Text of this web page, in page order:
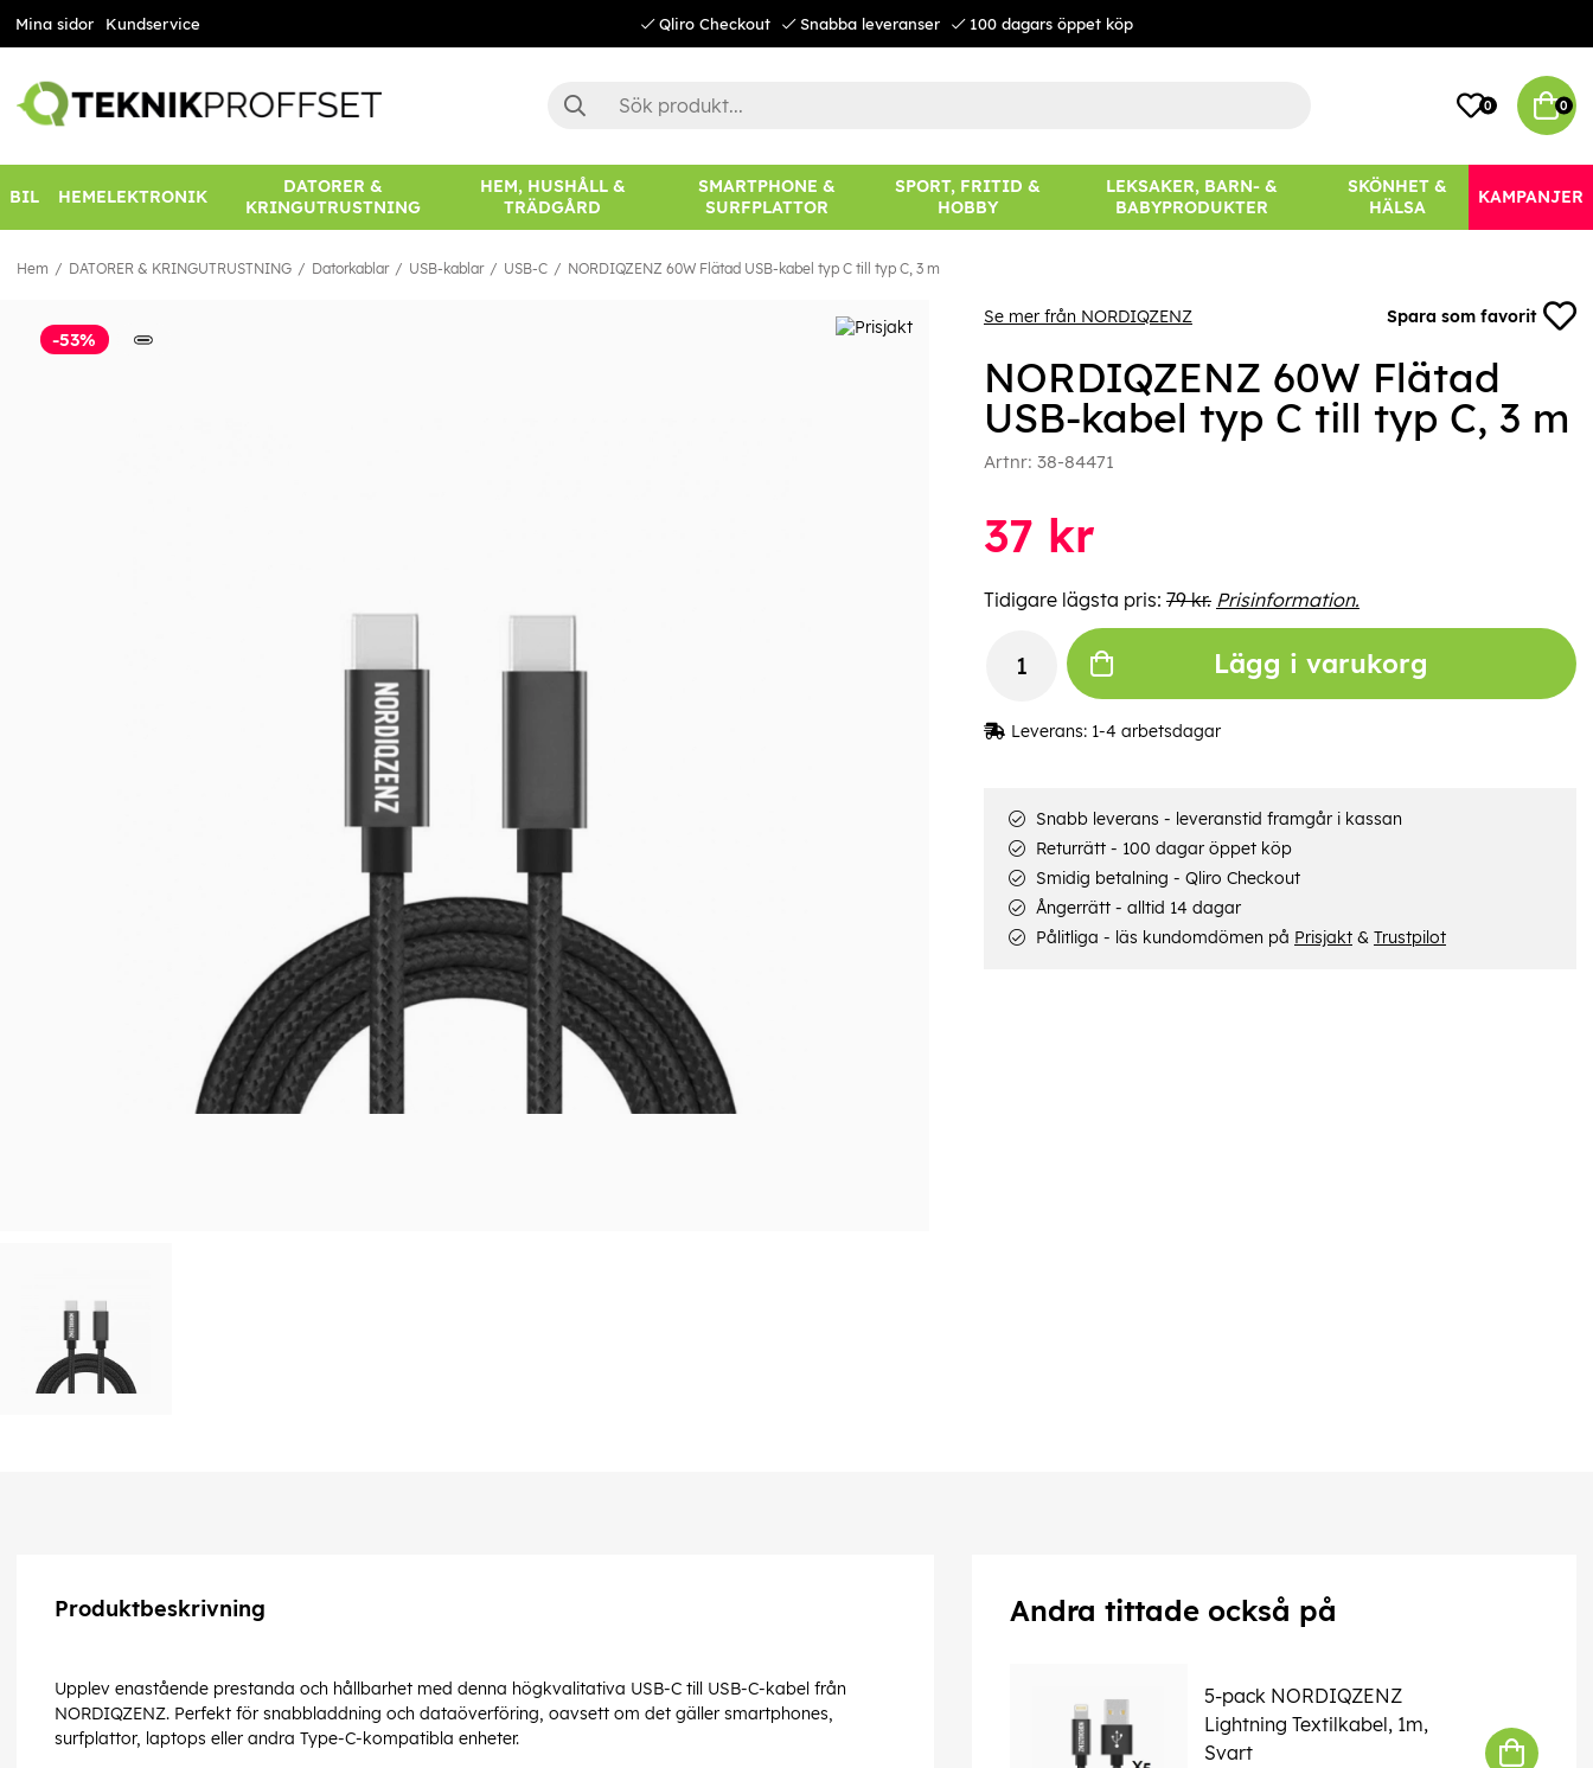
Mina sidor Kundservice Qliro Checkout Snabba leveranser 100 dagars öppet köp
0 0
BIL HEMELEKTRONIK
DATORER &
KRINGUTRUSTNING
HEM, HUSHÅLL &
TRÄDGÅRD
SMARTPHONE &
SURFPLATTOR
SPORT, FRITID &
HOBBY
LEKSAKER, BARN- &
BABYPRODUKTER
SKÖNHET &
HÄLSA
KAMPANJER
Hem DATORER & KRINGUTRUSTNING Datorkablar USB-kablar USB-C NORDIQZENZ 60W Flätad USB-kabel typ C till typ C, 3 m
-53%
Se mer från NORDIQZENZ Spara som favorit
NORDIQZENZ 60W Flätad
USB-kabel typ C till typ C, 3 m
Artnr: 38-84471
37 kr
Tidigare lägsta pris: 79 kr. Prisinformation.
Lägg i varukorg
Leverans: 1-4 arbetsdagar
Snabb leverans - leveranstid framgår i kassan
Returrätt - 100 dagar öppet köp
Smidig betalning - Qliro Checkout
Ångerrätt - alltid 14 dagar
Pålitliga - läs kundomdömen på Prisjakt& Trustpilot
Produktbeskrivning
Upplev enastående prestanda och hållbarhet med denna högkvalitativa USB-C till USB-C-kabel från
NORDIQZENZ. Perfekt för snabbladdning och dataöverföring, oavsett om det gäller smartphones,
surfplattor, laptops eller andra Type-C-kompatibla enheter.
Andra tittade också på
5-pack NORDIQZENZ
Lightning Textilkabel, 1m,
Svart